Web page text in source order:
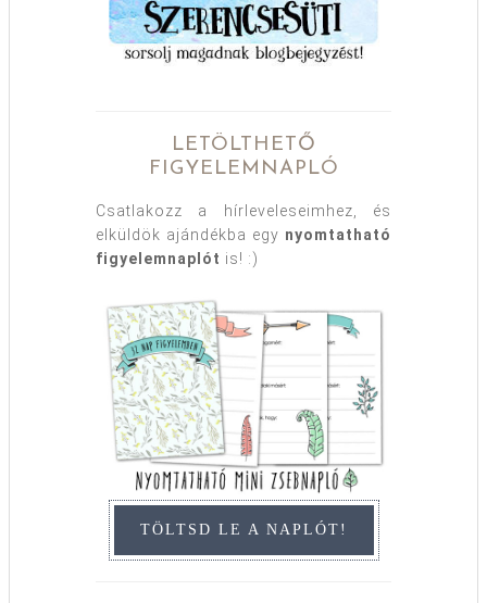
LETÖLTHETŐ
FIGYELEMNAPLÓ
Csatlakozz a hírleveleseimhez, és
elküldök ajándékba egy nyomtatható
figyelemnaplót is! :)
TÖLTSD LE A NAPLÓT!